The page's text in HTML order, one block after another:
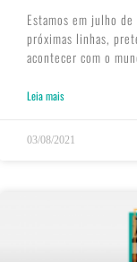
Estamos em julho
próximas linhas,
acontecer com o
Leia mais
03/08/2021